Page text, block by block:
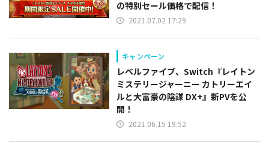
の特別セール価格で配信！
2021.07.02 17:29
キャンペーン
レベルファイブ、Switch『レイトン
ミステリージャーニー カトリーエイ
ルと大富豪の陰謀 DX+』新PVを公
開！
2021.06.15 19:52